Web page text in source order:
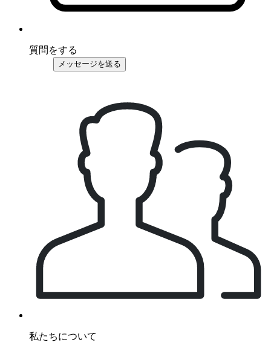
質問をする
メッセージを送る
私たちについて